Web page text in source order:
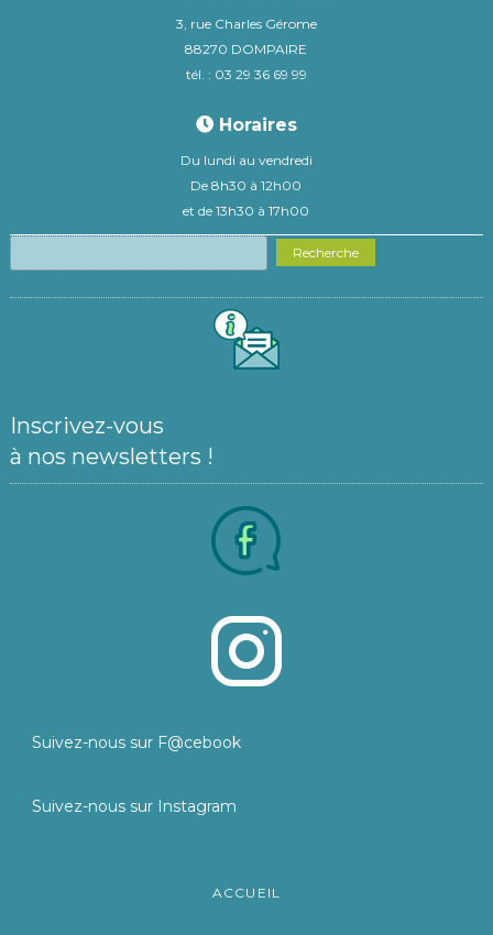
3, rue Charles Gérome
88270 DOMPAIRE
tél. : 03 29 36 69 99
Horaires
Du lundi au vendredi
De 8h30 à 12h00
et de 13h30 à 17h00
Recherche
Inscrivez-vous
à nos newsletters !
Suivez-nous sur F@cebook
Suivez-nous sur Instagram
ACCUEIL